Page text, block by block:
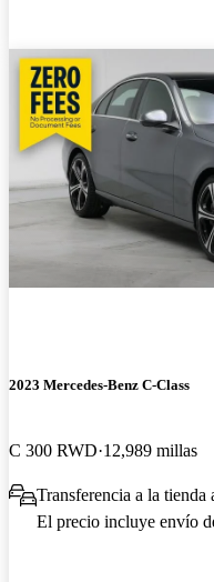
2023 Mercedes-Benz C-Class
C 300 RWD 12,989 millas
Transferencia a la tienda
El precio incluye envío